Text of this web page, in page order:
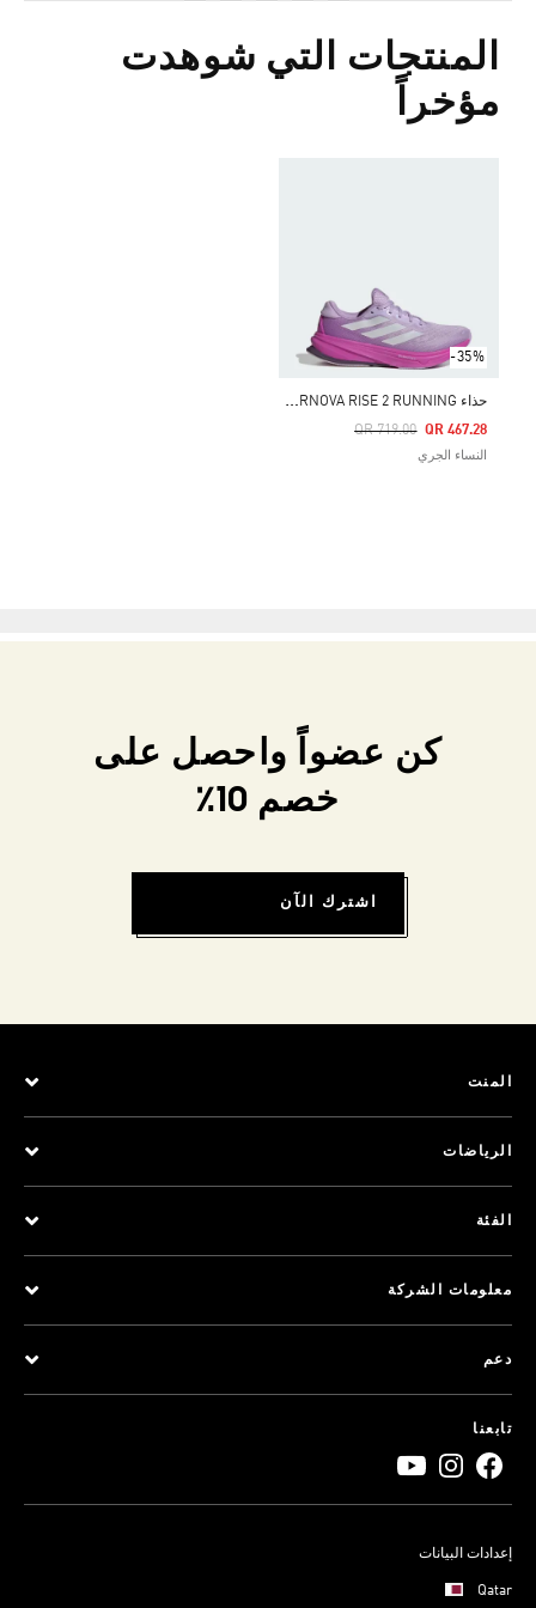
المنتجات التي شوهدت
مؤخراً
-35%
ح
ذاء SUPERNOVA RISE 2 RUNNING
Price Reduced From
QR 719.00
To QR 467.28
النساء الجري
كن عضواً واحصل على
خصم 10٪
اشترك الآن
المنت
الرياضات
الفئة
معلومات الشركة
دعم
تابعنا
إعدادات البيانات
Qatar